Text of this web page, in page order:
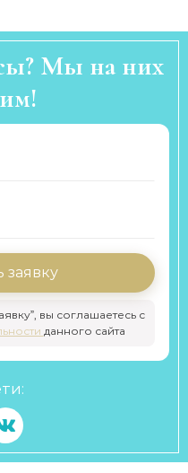
Мы на них
заявку
вы соглашаетесь с
данного сайта